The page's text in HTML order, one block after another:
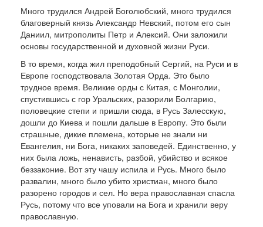
Много трудился Андрей Боголюбский, много трудился
благоверный князь Александр Невский, потом его сын
Даниил, митрополиты Петр и Алек­сий. Они заложили
основы государственной и ду­ховной жизни Руси.
В то время, когда жил преподобный Сергий, на Руси и в
Европе господствовала Золотая Орда. Это было
трудное время. Великие орды с Китая, с Монголии,
спустившись с гор Уральских, разорили Болгарию,
половецкие степи и пришли сюда, в Русь Залесскую,
дошли до Киева и пошли дальше в Европу. Это были
страшные, дикие пле­мена, которые не знали ни
Евангелия, ни Бога, никаких заповедей. Единственно, у
них была ложь, ненависть, разбой, убийство и всякое
безза­коние. Вот эту чашу испила и Русь. Много было
развалин, много было убито христиан, много бы­ло
разорено городов и сел. Но вера православная спасла
Русь, потому что все уповали на Бога и хранили веру
православную.